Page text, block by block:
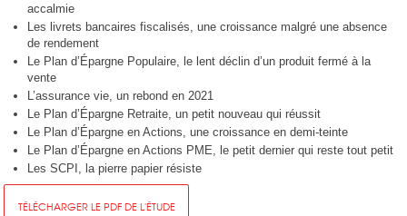
accalmie
Les livrets bancaires fiscalisés, une croissance malgré une absence
de rendement
Le Plan d’Épargne Populaire, le lent déclin d’un produit fermé à la
vente
L’assurance vie, un rebond en 2021
Le Plan d’Épargne Retraite, un petit nouveau qui réussit
Le Plan d’Épargne en Actions, une croissance en demi-teinte
Le Plan d’Épargne en Actions PME, le petit dernier qui reste tout petit
Les SCPI, la pierre papier résiste
TÉLÉCHARGER LE PDF DE L'ÉTUDE